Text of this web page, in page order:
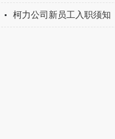
柯力公司新员工入职须知